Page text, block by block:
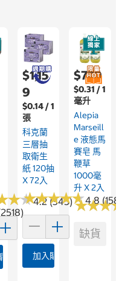
★★
★★4.2 (345)
物車
$1,15
9
$0.14 / 1
張
科克蘭
三層抽
取衛生
紙 120抽
X 72入
★★★★★
★★★★★4.8
加入購物車
$779
$0.31 / 1
毫升
Alepia
Marseill
E 液態馬
賽皂 馬
鞭草
1000毫
升 X 2入
★★★
★★★
缺貨